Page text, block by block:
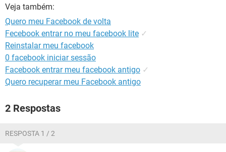
GUIA DE COMPRAS
Veja também:
Quero meu Facebook de volta
Fecebook entrar no meu facebook lite ✓
Reinstalar meu facebook
0 facebook iniciar sessão
Facebook entrar meu facebook antigo ✓
Quero recuperar meu Facebook antigo
2 Respostas
RESPOSTA 1 / 2